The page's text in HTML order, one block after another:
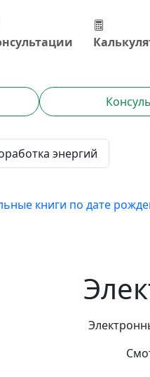
энергий
книги по дате